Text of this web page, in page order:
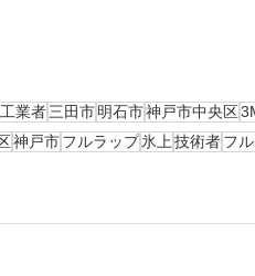
業者三田市明石市神戸市中央区
神戸市フルラップ氷上 技術者フ